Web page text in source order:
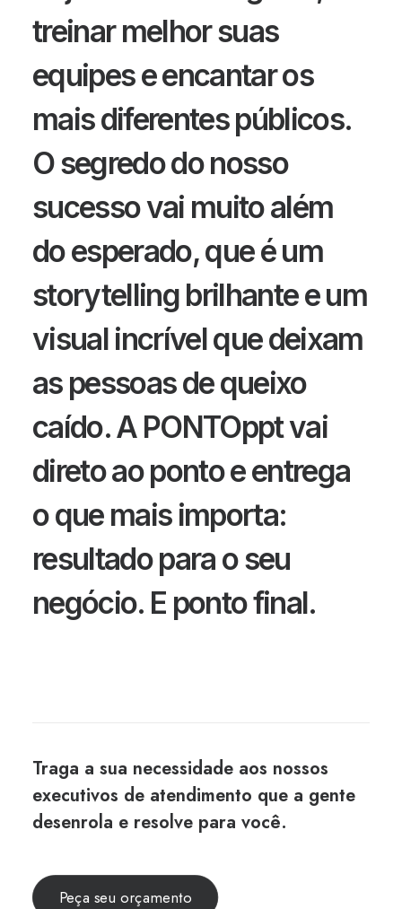
treinar melhor suas
equipes e encantar os
mais diferentes públicos.
O segredo do nosso
sucesso vai muito além
do esperado, que é um
storytelling brilhante e um
visual incrível que deixam
as pessoas de queixo
caído. A PONTOppt vai
direto ao ponto e entrega
o que mais importa:
resultado para o seu
negócio. E ponto final.
Traga a sua necessidade aos nossos
executivos de atendimento que a gente
desenrola e resolve para você.
Peça seu orçamento